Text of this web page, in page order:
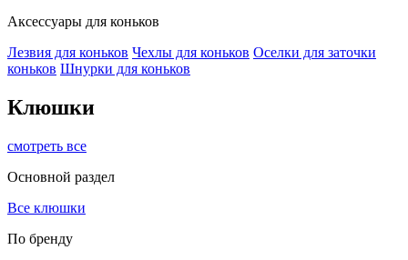
Аксессуары для коньков
Лезвия для коньков Чехлы для коньков Оселки для заточки
коньков Шнурки для коньков
Клюшки
смотреть все
Основной раздел
Все клюшки
По бренду